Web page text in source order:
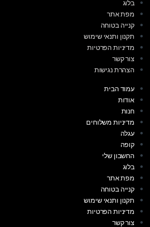
בלוג
מפת אתר
קנייה בטוחה
תקנון ותנאי שימוש
מדיניות הפרטיות
צור קשר
הצהרת נגישות
עמוד הבית
אודות
חנות
מדיניות משלוחים
עגלה
קופה
החשבון שלי
בלוג
מפת אתר
קנייה בטוחה
תקנון ותנאי שימוש
מדיניות הפרטיות
צור קשר